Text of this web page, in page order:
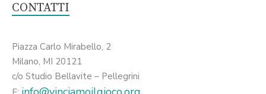
CONTATTI
Piazza Carlo Mirabello, 2
Milano, MI 20121
c/o Studio Bellavite – Pellegrini